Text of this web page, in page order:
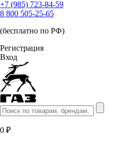
+7 (985) 723-84-59
8 800 505-25-65
(бесплатно по РФ)
Регистрация
Вход
0 ₽